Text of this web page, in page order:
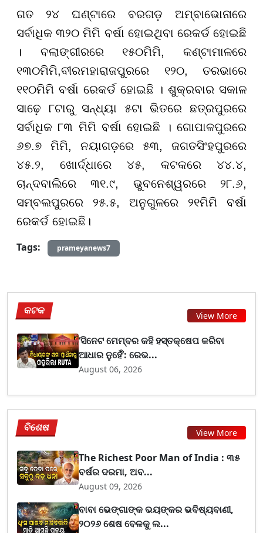
ଗତ ୨୪ ଘଣ୍ଟାରେ ବରଗଡ଼ ଅମ୍ବାଭୋନାରେ
ସର୍ବାଧିକ ୩୨୦ ମିମି ବର୍ଷା ହୋଇଥିବା ରେକର୍ଡ ହୋଇଛି
। ବଲାଙ୍ଗୀରରେ ୧୫୦ମିମି, କଣ୍ଟାମାଳରେ
୧୩୦ମିମି,ବୀରମହାରାଜପୁରରେ ୧୨୦, ତରଭାରେ
୧୧୦ମିମି ବର୍ଷା ରେକର୍ଡ ହୋଇଛି । ଶୁକ୍ରବାର ସକାଳ
ସାଢ଼େ ୮ଟାରୁ ସନ୍ଧ୍ୟା ୫ଟା ଭିତରେ ଛତ୍ରପୁରରେ
ସର୍ବାଧିକ ୮୩ ମିମି ବର୍ଷା ହୋଇଛି । ଗୋପାଳପୁରରେ
୬୭.୭ ମିମି, ନୟାଗଡ଼ରେ ୫୩, ଜଗତସିଂହପୁରରେ
୪୫.୨, ଖୋର୍ଦ୍ଧାରେ ୪୫, କଟକରେ ୪୪.୪,
ଚାନ୍ଦବାଲିରେ ୩୧.୯, ଭୁବନେଶ୍ୱରରେ ୨୮.୬,
ସମ୍ବଲପୁରରେ ୨୫.୫, ଅନୁଗୁଳରେ ୨୧ମିମି ବର୍ଷା
ରେକର୍ଡ ହୋଇଛି।
Tags:
prameyanews7
କଟକ View More
‘ସିନେଟ ମେମ୍ବର କହି ହସ୍ତକ୍ଷେପ କରିବା
ଆଧାର ନୁହେଁ’: ରେଭ...
August 06, 2026
ବିଶେଷ View More
The Richest Poor Man of India : ୩୫
ବର୍ଷର ଦରମା, ଅବ...
August 09, 2026
ବାବା ଭେଙ୍ଗାଙ୍କ ଭୟଙ୍କର ଭବିଷ୍ୟବାଣୀ,
୨୦୨୬ ଶେଷ ବେଳକୁ ଲ...